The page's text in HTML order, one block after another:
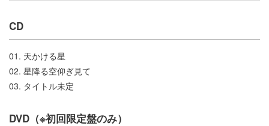
CD
01. 天かける星
02. 星降る空仰ぎ見て
03. タイトル未定
DVD（※初回限定盤のみ）